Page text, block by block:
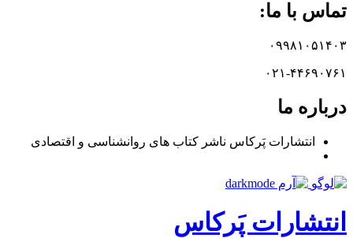
تماس با ما:
۰۹۹۸۱۰۵۱۴۰۳
۰۲۱-۴۴۶۹۰۷۶۱
درباره ما
انتشارات پَرکاس ناشر کتاب های روانشناسی و اقتصادی
انتشارات پَرکاس